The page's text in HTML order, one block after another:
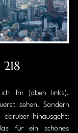
ihn (oben links).
sehen. Sondern
für ein schönes